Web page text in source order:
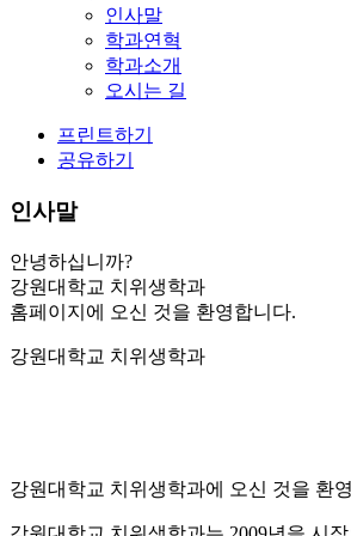
인사말
학과연혁
학과소개
오시는 길
프린트하기
공유하기
인사말
안녕하십니까?
강원대학교 치위생학과
홈페이지에 오신 것을 환영합니다.
강원대학교 치위생학과
강원대학교 치위생학과에 오신 것을 환